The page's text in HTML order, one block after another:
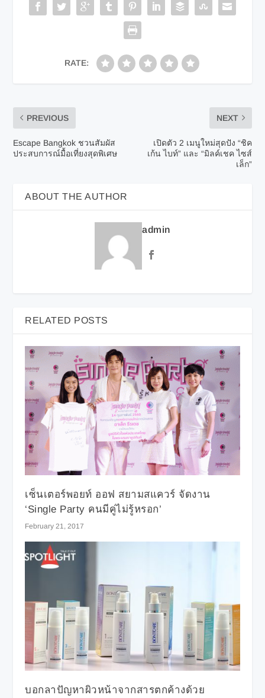
RATE:
PREVIOUS
Escape Bangkok ชวนสัมผัส
ประสบการณ์มื้อเที่ยงสุดพิเศษ
NEXT
เปิดตัว 2 เมนูใหม่สุดปัง “ชิค
เก้น ไบท์” และ “มิลค์เชค ไซส์
เล็ก”
ABOUT THE AUTHOR
admin
RELATED POSTS
เซ็นเตอร์พอยท์ ออฟ สยามสแควร์ จัดงาน
‘Single Party คนมีคู่ไม่รู้หรอก’
February 21, 2017
บอกลาปัญหาผิวหน้าจากสารตกค้างด้วย